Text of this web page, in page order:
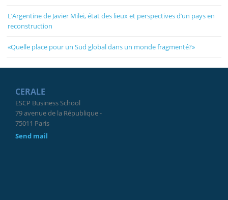
L’Argentine de Javier Milei, état des lieux et perspectives d’un pays en
reconstruction
«Quelle place pour un Sud global dans un monde fragmenté?»
CERALE
ESCP Business School
79 avenue de la République -
75011 Paris
Send mail